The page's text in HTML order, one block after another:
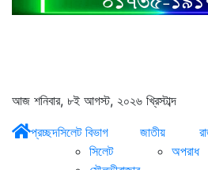
আজ শনিবার, ৮ই আগস্ট, ২০২৬ খ্রিস্টাব্দ
প্রচ্ছদসিলেট বিভাগ
সিলেট
জাতীয়
অপরাধ